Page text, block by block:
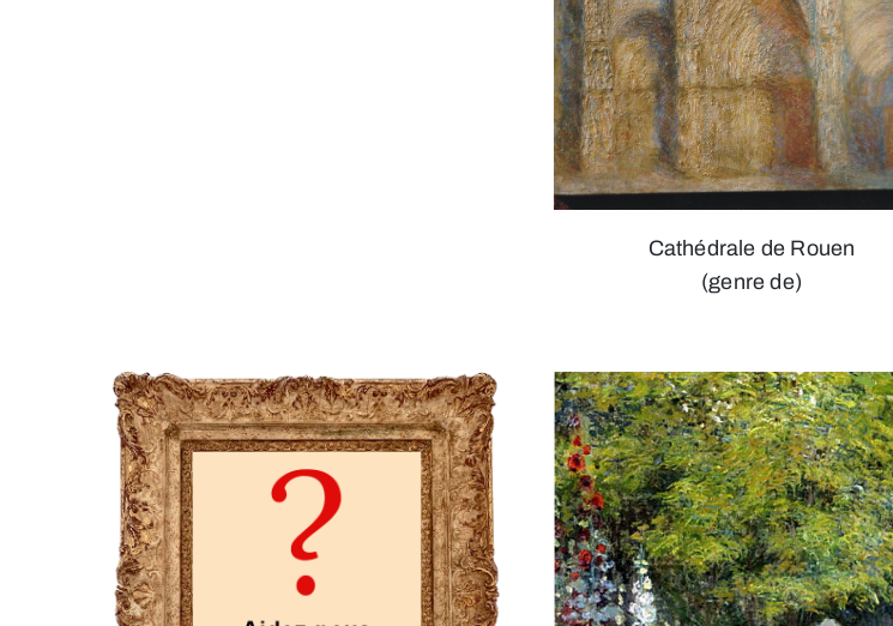
Cathédrale de Rouen
(genre de)